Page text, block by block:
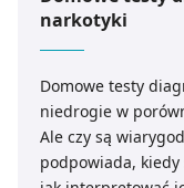
narkotyki
Domowe testy
niedrogie w
Ale czy są
podpowiada,